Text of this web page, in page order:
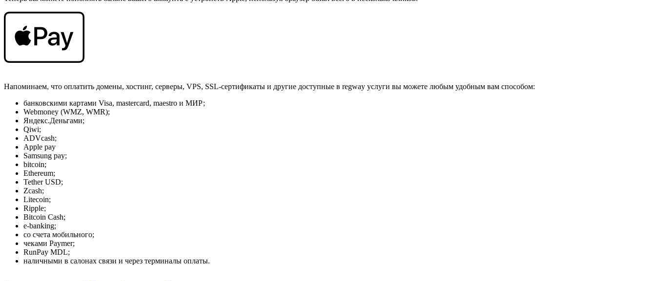
Напоминаем, что оплатить домены, хостинг, серверы, VPS, SSL-сертификаты и другие доступные в regway услуги вы можете любым удобным вам способом:
банковскими картами Visa, mastercard, maestro и МИР;
Webmoney (WMZ, WMR);
Яндекс.Деньгами;
Qiwi;
ADVcash;
Apple pay
Samsung pay;
bitcoin;
Ethereum;
Tether USD;
Zcash;
Litecoin;
Ripple;
Bitcoin Cash;
e-banking;
со счета мобильного;
чеками Paymer;
RunPay MDL;
наличными в салонах связи и через терминалы оплаты.